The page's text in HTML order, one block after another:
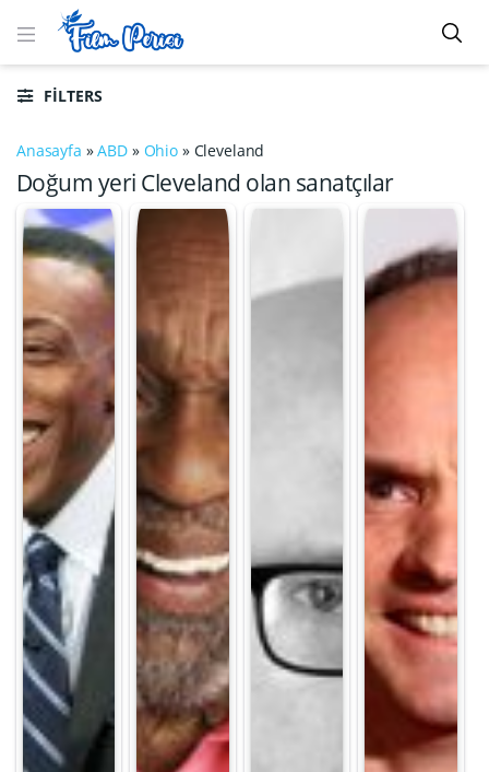
FILTERS
Anasayfa »ABD » Ohio » Cleveland
Doğum yeri Cleveland olan sanatçılar